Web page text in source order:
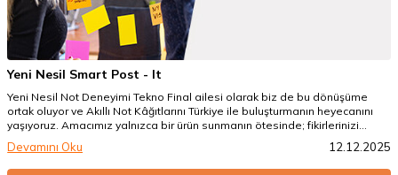
Yeni Nesil Smart Post - It
Yeni Nesil Not Deneyimi Tekno Final ailesi olarak biz de bu dönüşüme
ortak oluyor ve Akıllı Not Kâğıtlarını Türkiye ile buluşturmanın heyecanını
yaşıyoruz. Amacımız yalnızca bir ürün sunmanın ötesinde; fikirlerinizi
özgürce not alıp dilediğinizde silebildiğiniz, %100 doğa dostu ve
sürdürülebilir bir çalışma kültürünü yaygınlaştırmak. Bu yeni nesil deneyimi
masanızın vazgeçilmezi kılmak adına, yenilikçi çözümler üretmeye
Devamını Oku 12.12.2025